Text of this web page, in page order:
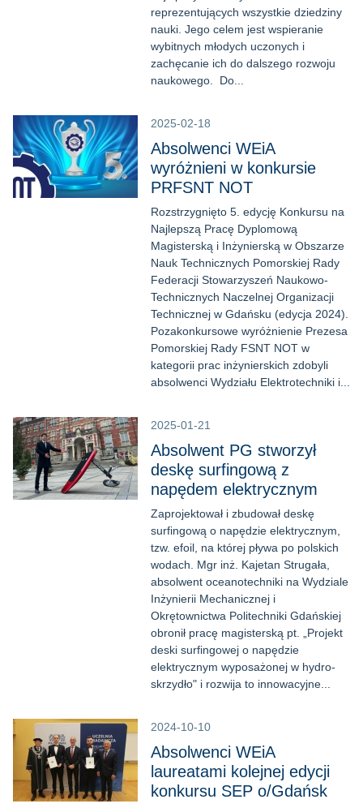
reprezentujących wszystkie dziedziny
nauki. Jego celem jest wspieranie
wybitnych młodych uczonych i
zachęcanie ich do dalszego rozwoju
naukowego. Do...
2025-02-18
Absolwenci WEiA
wyróżnieni w konkursie
PRFSNT NOT
Rozstrzygnięto 5. edycję Konkursu na
Najlepszą Pracę Dyplomową
Magisterską i Inżynierską w Obszarze
Nauk Technicznych Pomorskiej Rady
Federacji Stowarzyszeń Naukowo-
Technicznych Naczelnej Organizacji
Technicznej w Gdańsku (edycja 2024).
Pozakonkursowe wyróżnienie Prezesa
Pomorskiej Rady FSNT NOT w
kategorii prac inżynierskich zdobyli
absolwenci Wydziału Elektrotechniki i...
2025-01-21
Absolwent PG stworzył
deskę surfingową z
napędem elektrycznym
Zaprojektował i zbudował deskę
surfingową o napędzie elektrycznym,
tzw. efoil, na której pływa po polskich
wodach. Mgr inż. Kajetan Strugała,
absolwent oceanotechniki na Wydziale
Inżynierii Mechanicznej i
Okrętownictwa Politechniki Gdańskiej
obronił pracę magisterską pt. „Projekt
deski surfingowej o napędzie
elektrycznym wyposażonej w hydro-
skrzydło" i rozwija to innowacyjne...
2024-10-10
Absolwenci WEiA
laureatami kolejnej edycji
konkursu SEP o/Gdańsk